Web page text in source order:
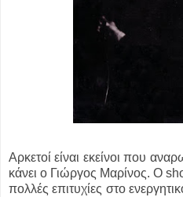
Αρκετοί είναι εκείνοι που
κάνει ο Γιώργος Μαρίνος. Ο
πολλές επιτυχίες στο